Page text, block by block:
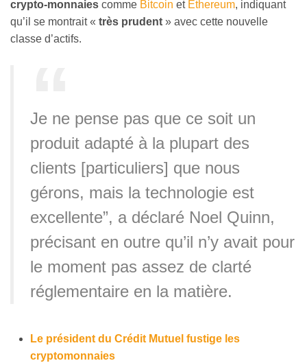
crypto-monnaies comme Bitcoin et Ethereum, indiquant
qu’il se montrait « très prudent » avec cette nouvelle
classe d’actifs.
Je ne pense pas que ce soit un
produit adapté à la plupart des
clients [particuliers] que nous
gérons, mais la technologie est
excellente”, a déclaré Noel Quinn,
précisant en outre qu’il n’y avait pour
le moment pas assez de clarté
réglementaire en la matière.
Le président du Crédit Mutuel fustige les
cryptomonnaies